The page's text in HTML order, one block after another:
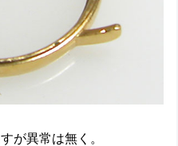
が異常は無く。